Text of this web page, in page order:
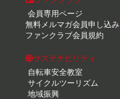
会員専用ページ
無料メルマガ会員申し込み
ファンクラブ会員規約
サステナビリティ
自転車安全教室
サイクルツーリズム
地域振興